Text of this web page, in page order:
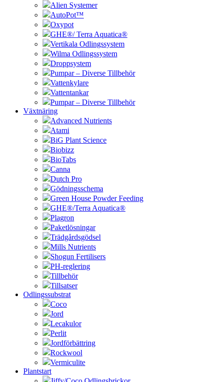
Alien Systemer
AutoPot™
Oxypot
GHE®/ Terra Aquatica®
Vertikala Odlingssystem
Wilma Odlingssystem
Droppsystem
Pumpar – Diverse Tillbehör
Vattenkylare
Vattentankar
Pumpar – Diverse Tillbehör
Växtnäring
Advanced Nutrients
Atami
BiG Plant Science
Biobizz
BioTabs
Canna
Dutch Pro
Gödningsschema
Green House Powder Feeding
GHE®/Terra Aquatica®
Plagron
Paketlösningar
Trädgårdsgödsel
Mills Nutrients
Shogun Fertilisers
PH-reglering
Tillbehör
Tillsatser
Odlingssubstrat
Coco
Jord
Lecakulor
Perlit
Jordförbättring
Rockwool
Vermiculite
Plantstart